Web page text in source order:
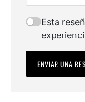
Esta
ENVIAR UNA